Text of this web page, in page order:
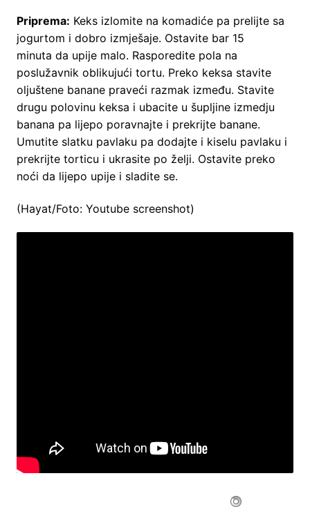
Priprema: Keks izlomite na komadiće pa prelijte sa
jogurtom i dobro izmješaje. Ostavite bar 15
minuta da upije malo. Rasporedite pola na
poslužavnik oblikujući tortu. Preko keksa stavite
oljuštene banane praveći razmak između. Stavite
drugu polovinu keksa i ubacite u šupljine izmedju
banana pa lijepo poravnajte i prekrijte banane.
Umutite slatku pavlaku pa dodajte i kiselu pavlaku i
prekrijte torticu i ukrasite po želji. Ostavite preko
noći da lijepo upije i sladite se.
(Hayat/Foto: Youtube screenshot)